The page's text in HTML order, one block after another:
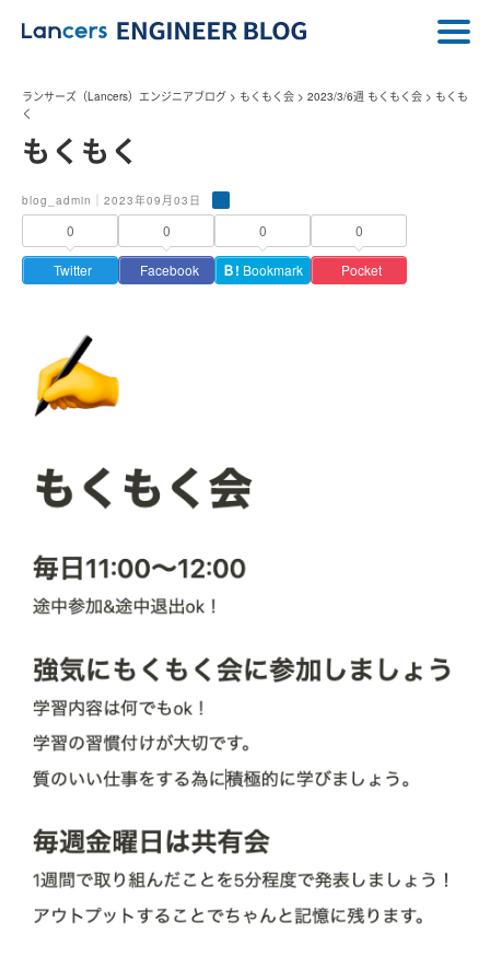
ランサーズ（Lancers）エンジニアブログ > もくもく会 > 2023/3/6週 もくもく会 > もくも
く
もくもく
blog_admin｜2023年09月03日
0
Twitter
0
Facebook
0
Ｂ! Bookmark
0
Pocket